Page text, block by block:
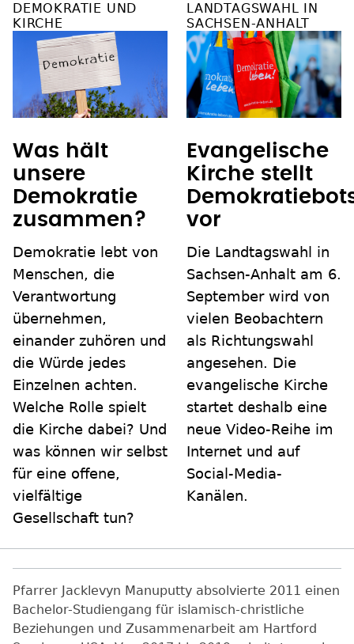
DEMOKRATIE UND
KIRCHE
Was hält
unsere
Demokratie
zusammen?
Demokratie lebt von
Menschen, die
Verantwortung
übernehmen,
einander zuhören und
die Würde jedes
Einzelnen achten.
Welche Rolle spielt
die Kirche dabei? Und
was können wir selbst
für eine offene,
vielfältige
Gesellschaft tun?
LANDTAGSWAHL IN
SACHSEN-ANHALT
Evangelische
Kirche stellt
vor
Die Landtagswahl in
Sachsen-Anhalt am 6.
September wird von
vielen Beobachtern
als Richtungswahl
angesehen. Die
evangelische Kirche
startet deshalb eine
neue Video-Reihe im
Internet und auf
Social-Media-
Kanälen.
Pfarrer Jacklevyn Manuputty absolvierte 2011 einen
Bachelor-Studiengang für islamisch-christliche
Beziehungen und Zusammenarbeit am Hartford